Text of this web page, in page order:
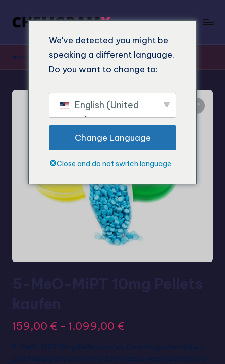
Home Shop»5-MeO-MiPT 10mg Pellets kaufen
159,00 € - 1.099,00 €
5-MeO-MiPT 10mg Pellets kaufen: Forschungschemikalie in
gleichmäßig dosierten Pellets für präzise wissenschaftliche
We've detected you might be
speaking a different language.
Do you want to change to:
English (United
States)
Change Language
Close and do not switch language